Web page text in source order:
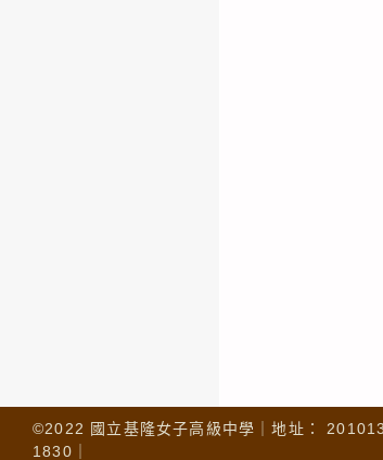
©2022 國立基隆女子高級中學｜地址：
1830｜